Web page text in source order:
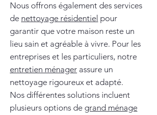
Nous offrons également des services
de nettoyage résidentiel pour
garantir que votre maison reste un
lieu sain et agréable à vivre. Pour les
entreprises et les particuliers, notre
entretien ménager assure un
nettoyage rigoureux et adapté.
Nos différentes solutions incluent
plusieurs options de grand ménage